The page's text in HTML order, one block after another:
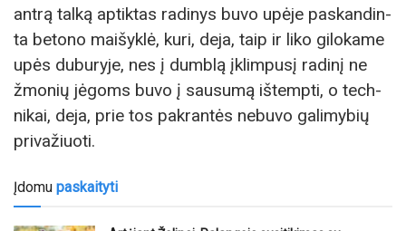
an­trą tal­ką ap­tik­tas ra­di­nys bu­vo upė­je paskandin­
ta be­to­no mai­šyk­lė, ku­ri, de­ja, taip ir li­ko gi­lo­ka­me
upės du­bu­ry­je, nes į dumblą įklim­pu­sį ra­di­nį ne
žmo­nių jė­goms bu­vo į sau­su­mą iš­temp­ti, o tech­
ni­kai, de­ja, prie tos pakran­tės nebu­vo galimy­bių
pri­va­žiuo­ti.
Įdomu paskaityti